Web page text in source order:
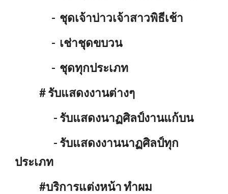
- ชุดเจ้าบ่าวเจ้าสาวพิธีเช้า
- เช่าชุดขบวน
- ชุดทุกประเภท
# รับแสดงงานต่างๆ
- รับแสดงนาฏศิลป์งานแก้บน
- รับแสดงงานนาฏศิลป์ทุก
ประเภท
#บริการแต่งหน้า ทำผม